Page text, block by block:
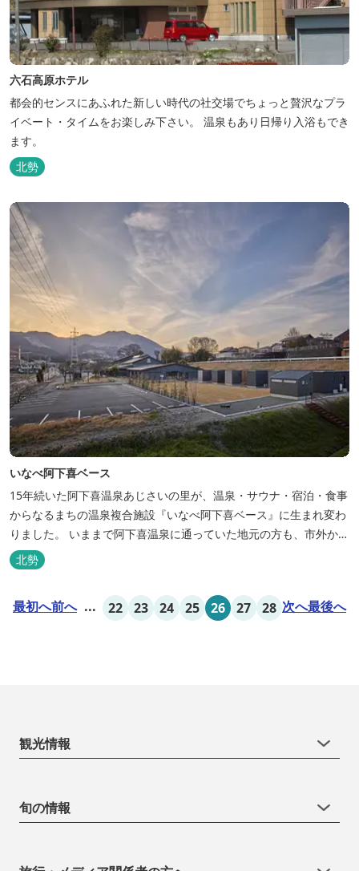
六石高原ホテル
都会的センスにあふれた新しい時代の社交場でちょっと贅沢なプラ
イベート・タイムをお楽しみ下さい。 温泉もあり日帰り入浴もでき
ます。
北勢
いなべ阿下喜ベース
15年続いた阿下喜温泉あじさいの里が、温泉・サウナ・宿泊・食事
からなるまちの温泉複合施設『いなべ阿下喜ベース』に生まれ変わ
りました。 いままで阿下喜温泉に通っていた地元の方も、市外から
いなべ市に遊びに来られる方も楽しめる施設になります。今まで人
気だった温泉はそのままに、サウナエリアやコンテナタイプの宿
喜ベース」は、『自...
北勢
最初へ前へ ... 22 23 24 25 26 27 28 次へ最後へ
観光情報
旬の情報